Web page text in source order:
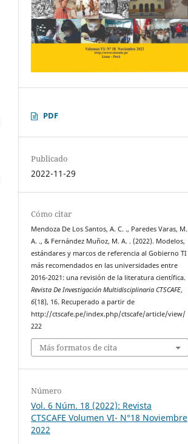
PDF
Publicado
2022-11-29
Cómo citar
Mendoza De Los Santos, A. C. ., Paredes Varas, M.
A. ., & Fernández Muñoz, M. A. . (2022). Modelos,
estándares y marcos de referencia al Gobierno TI
más recomendados en las universidades entre
2016-2021: una revisión de la literatura científica.
Revista De Investigación Multidisciplinaria CTSCAFE,
6(18), 16. Recuperado a partir de
http://ctscafe.pe/index.php/ctscafe/article/view/
222
Más formatos de cita
Número
Vol. 6 Núm. 18 (2022): Revista
CTSCAFE Volumen VI- N°18 Noviembre
2022